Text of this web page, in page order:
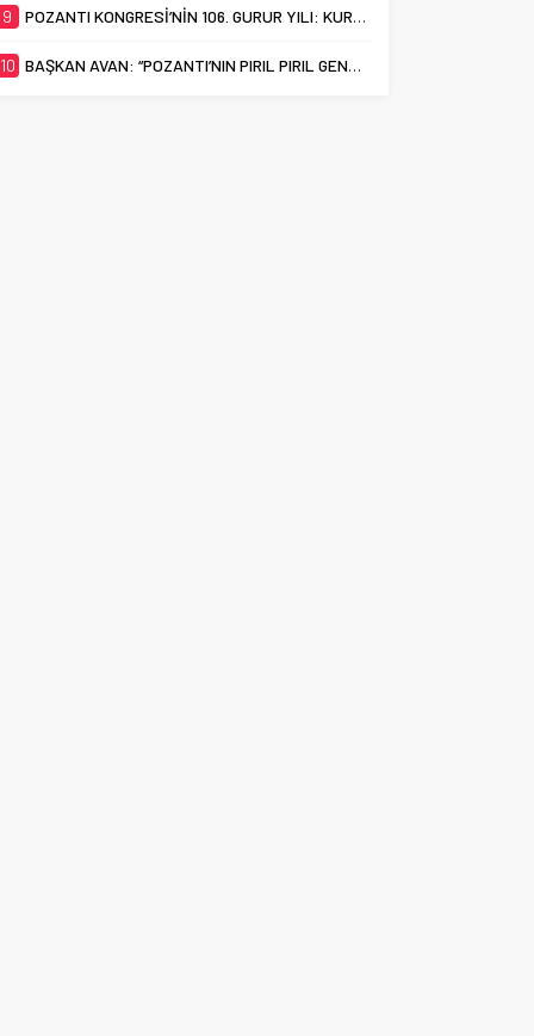
9 POZANTI KONGRESİ’NİN 106. GURUR YILI: KURTULUŞUN KARARGÂHI, MÜCADELENİN ADI POZANTI
10 BAŞKAN AVAN: “POZANTI’NIN PIRIL PIRIL GENÇLERİ EN İYİ ÜNİVERSİTELERİ HAK EDİYOR”